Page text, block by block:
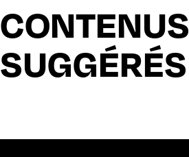
CONTENUS
SUGGÉRÉS